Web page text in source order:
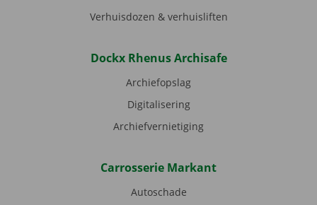
Verhuisdozen & verhuisliften
Dockx Rhenus Archisafe
Archiefopslag
Digitalisering
Archiefvernietiging
Carrosserie Markant
Autoschade